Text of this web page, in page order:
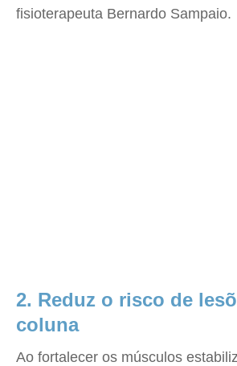
fisioterapeuta Bernardo Sampaio.
2. Reduz o risco de
coluna
Ao fortalecer os músculos